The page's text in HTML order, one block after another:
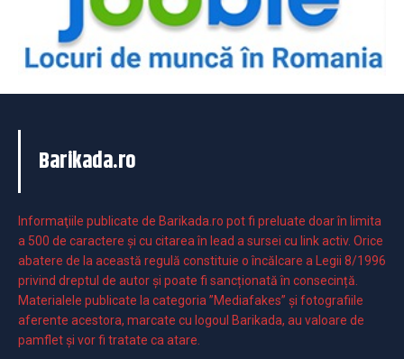
Barikada.ro
Informaţiile publicate de Barikada.ro pot fi preluate doar în limita
a 500 de caractere şi cu citarea în lead a sursei cu link activ. Orice
abatere de la această regulă constituie o încălcare a Legii 8/1996
privind dreptul de autor și poate fi sancționată în consecință.
Materialele publicate la categoria ”Mediafakes” și fotografiile
aferente acestora, marcate cu logoul Barikada, au valoare de
pamflet și vor fi tratate ca atare.